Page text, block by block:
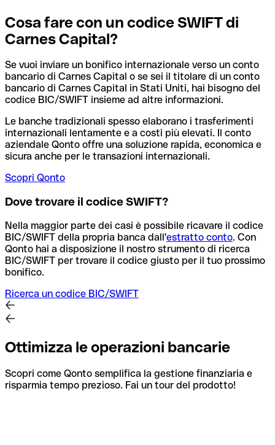
Cosa fare con un codice SWIFT di
Carnes Capital?
Se vuoi inviare un bonifico internazionale verso un conto
bancario di Carnes Capital o se sei il titolare di un conto
bancario di Carnes Capital in Stati Uniti, hai bisogno del
codice BIC/SWIFT insieme ad altre informazioni.
Le banche tradizionali spesso elaborano i trasferimenti
internazionali lentamente e a costi più elevati. Il conto
aziendale Qonto offre una soluzione rapida, economica e
sicura anche per le transazioni internazionali.
Scopri Qonto
Dove trovare il codice SWIFT?
Nella maggior parte dei casi è possibile ricavare il codice
BIC/SWIFT della propria banca dall'estratto conto. Con
Qonto hai a disposizione il nostro strumento di ricerca
BIC/SWIFT per trovare il codice giusto per il tuo prossimo
bonifico.
Ricerca un codice BIC/SWIFT
Ottimizza le operazioni bancarie
Scopri come Qonto semplifica la gestione finanziaria e
risparmia tempo prezioso. Fai un tour del prodotto!